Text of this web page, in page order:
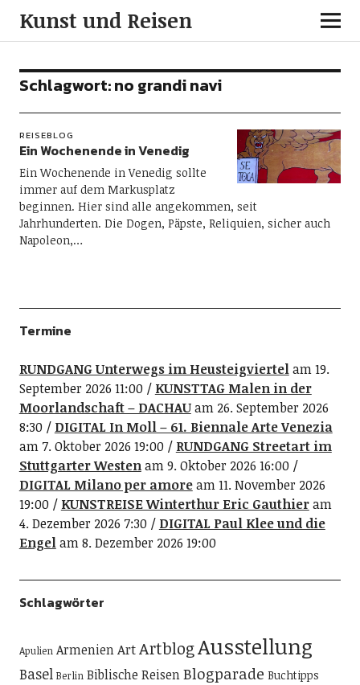
Kunst und Reisen
Schlagwort:no grandi navi
REISEBLOG
Ein Wochenende in Venedig
Ein Wochenende in Venedig sollte
immer auf dem Markusplatz
beginnen. Hier sind alle angekommen, seit
Jahrhunderten. Die Dogen, Päpste, Reliquien, sicher auch
Napoleon,…
Termine
RUNDGANG Unterwegs im Heusteigviertelam 19.
September 2026 11:00
KUNSTTAG Malen in der
Moorlandschaft – DACHAUam 26. September 2026
8:30
DIGITAL In Moll – 61. Biennale Arte Venezia
am 7. Oktober 2026 19:00
RUNDGANG Streetart im
Stuttgarter Westenam 9. Oktober 2026 16:00
DIGITAL Milano per amoream 11. November 2026
19:00
KUNSTREISE Winterthur Eric Gauthieram
4. Dezember 2026 7:30
DIGITAL Paul Klee und die
Engelam 8. Dezember 2026 19:00
Schlagwörter
Apulien ArmenienArtArtblogAusstellung
Basel Berlin Biblische ReisenBlogparade Buchtipps